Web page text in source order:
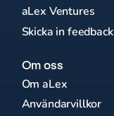
aLex Ventures
Skicka in feedback
Om oss
Om aLex
Användarvillkor